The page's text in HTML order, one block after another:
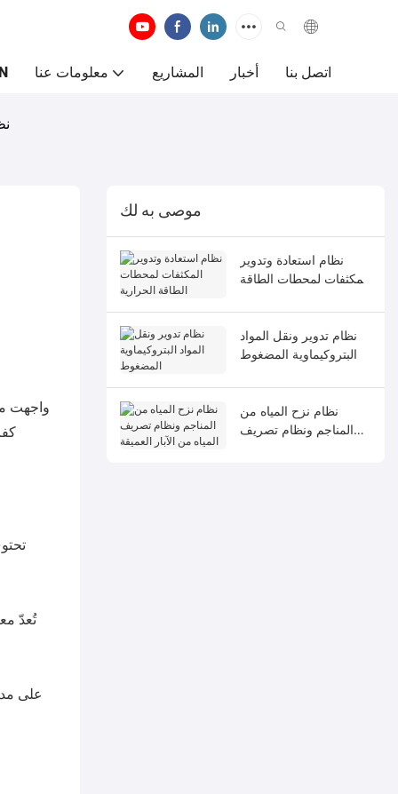
معلومات عنا المشاريع أخبار اتصل بنا
واجهت
تُعدّ
على
موصى به لك
نظام استعادة وتدوير
المكثفات لمحطات الطاقة
نظام تدوير ونقل المواد
البتروكيماوية المضغوط
نظام نزح المياه من
المناجم ونظام تصريف